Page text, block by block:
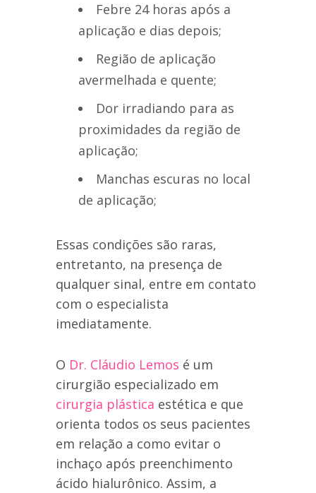
Febre 24 horas após a
aplicação e dias depois;
Região de aplicação
avermelhada e quente;
Dor irradiando para as
proximidades da região de
aplicação;
Manchas escuras no local
de aplicação;
Essas condições são raras,
entretanto, na presença de
qualquer sinal, entre em contato
com o especialista
imediatamente.
O Dr. Cláudio Lemos é um
cirurgião especializado em
cirurgia plástica estética e que
orienta todos os seus pacientes
em relação a como evitar o
inchaço após preenchimento
ácido hialurônico. Assim, a